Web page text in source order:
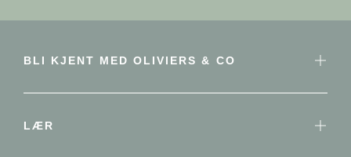
BLI KJENT MED OLIVIERS & CO
LÆR